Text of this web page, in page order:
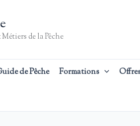
de la Pêche
de Pêche Formations